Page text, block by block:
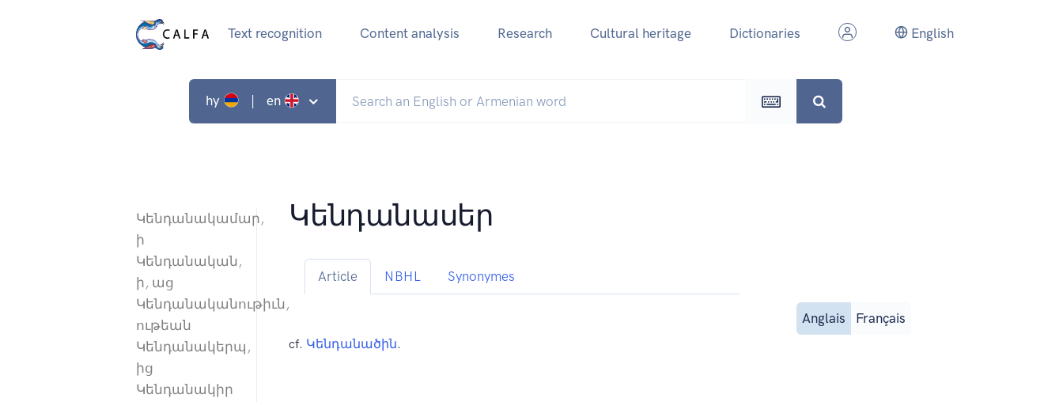
Text recognition Content analysis Research Cultural heritage Dictionaries English
hy | en
Կենդանակամար,
ի
Կենդանական,
ի, աց
Կենդանականութիւն,
ութեան
Կենդանակերպ,
ից
Կենդանակիր
Կենդանասեր
Article NBHL Synonymes
Anglais Français
cf. Կենդանածին.